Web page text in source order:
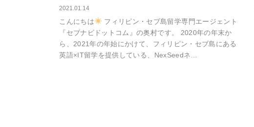
2021.01.14
こんにちは
フィリピン・セブ島留学専門エージェント
『セブナビドットコム』の奥村です。 2020年の年末か
ら、2021年の年始にかけて、フィリピン・セブ島にある
英語×IT留学を提供している、NexSeedネ…